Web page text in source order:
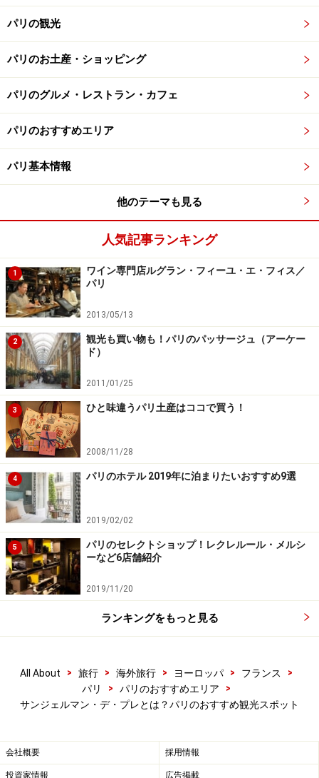
高級ブランドが集まるグルネル通り
ル通りは、左岸のブランド通りとして知られています。
エルメスやプラダ、フェラガモ、サンローラン、ソニ
ドも多く店を構えています。
＜DATA＞
■rue de Grenelle
アクセス：St-Sulpice（メトロ4）より徒歩1分
旬なカジュアルブランドならフール通り
パリのトレンドをキャッチするならこの通り
高級ブランドが集まるグルネル通りと交差するフール通
りは、トレンド感あるカジュアルなブティックが並んで
いる通り。ここのショーウインドウを見れば、パリの今
の流行がわかります。マージュやマヌーシュなど若者に
絶大な人気を誇るカジュアルブランドのほか、バレリー
ナシューズで知られるレペットもあり、素敵なディスプ
レイに足を止める人も。おしゃれに敏感な人にぜひ訪れ
＜DATA＞
アクセス：St-Sulpice（メトロ4）より徒歩1分
パリの観光
パリのお土産・ショッピング
パリのグルメ・レストラン・カフェ
パリのおすすめエリア
パリ基本情報
他のテーマも見る
人気記事ランキング
1
ワイン専門店ルグラン・フィーユ・エ・フィス／
パリ
2013/05/13
2
観光も買い物も！パリのパッサージュ（アーケー
ド）
2011/01/25
3 ひと味違うパリ土産はココで買う！
2008/11/28
4 パリのホテル 2019年に泊まりたいおすすめ9選
2019/02/02
5
パリのセレクトショップ！レクレルール・メルシ
ーなど6店舗紹介
2019/11/20
ランキングをもっと見る
All About > 旅行 > 海外旅行 > ヨーロッパ > フランス
>
パリ
> パリのおすすめエリア
>
サンジェルマン・デ・プレとは？パリのおすすめ観光スポット
会社概要 採用情報
投資家情報 広告掲載